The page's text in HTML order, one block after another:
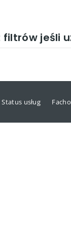
jeśli
Status usług